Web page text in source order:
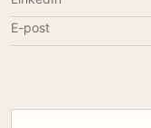
E-post